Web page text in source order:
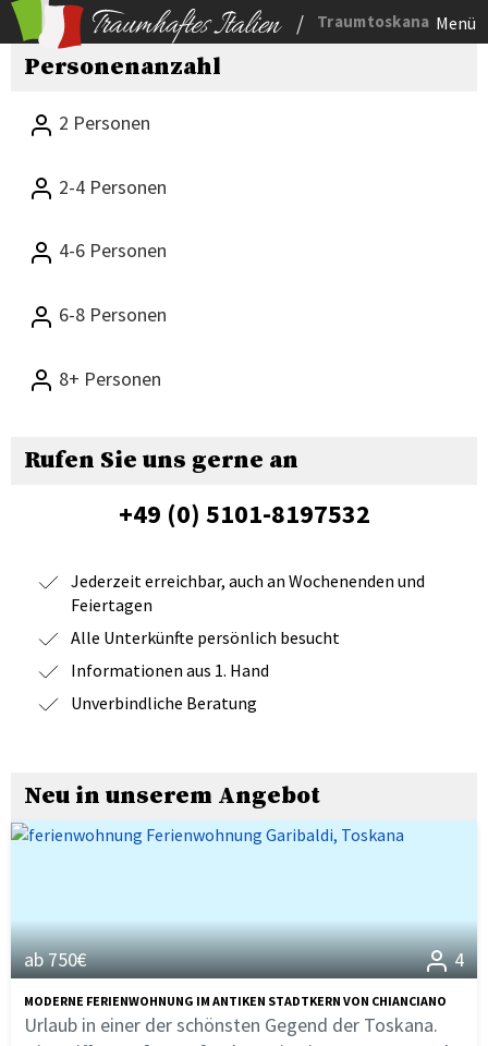
/ Traumtoskana Menü
Personenanzahl
2 Personen
2-4 Personen
4-6 Personen
6-8 Personen
8+ Personen
Rufen Sie uns gerne an
+49 (0) 5101-8197532
Jederzeit erreichbar, auch an Wochenenden und
Feiertagen
Alle Unterkünfte persönlich besucht
Informationen aus 1. Hand
Unverbindliche Beratung
Neu in unserem Angebot
ab 750€ 4
MODERNE FERIENWOHNUNG IM ANTIKEN STADTKERN VON CHIANCIANO
Urlaub in einer der schönsten Gegend der Toskana.